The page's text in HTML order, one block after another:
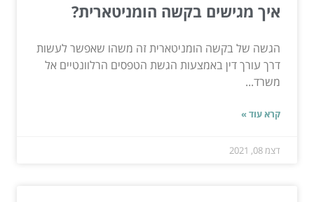
איך מגישים בקשה הומניטארית?
הגשה של בקשה הומניטארית זה משהו שאפשר לעשות
דרך עורך דין באמצעות הגשת הטפסים הרלוונטיים אל
משרד...
קרא עוד »
דצמ 08, 2021